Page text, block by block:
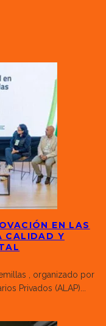
EN LAS
CALIDAD Y
, organizado por
Privados (ALAP)